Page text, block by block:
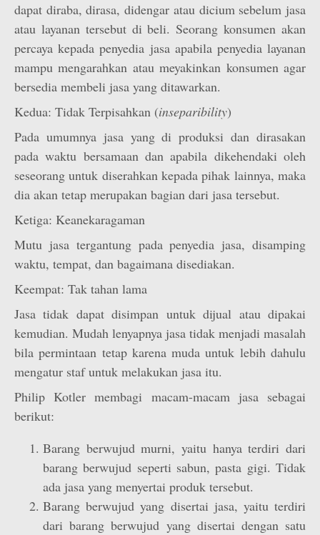
dapat diraba, dirasa, didengar atau dicium sebelum jasa
atau layanan tersebut di beli. Seorang konsumen akan
percaya kepada penyedia jasa apabila penyedia layanan
mampu mengarahkan atau meyakinkan konsumen agar
bersedia membeli jasa yang ditawarkan.
Kedua: Tidak Terpisahkan (inseparibility)
Pada umumnya jasa yang di produksi dan dirasakan
pada waktu bersamaan dan apabila dikehendaki oleh
seseorang untuk diserahkan kepada pihak lainnya, maka
dia akan tetap merupakan bagian dari jasa tersebut.
Ketiga: Keanekaragaman
Mutu jasa tergantung pada penyedia jasa, disamping
waktu, tempat, dan bagaimana disediakan.
Keempat: Tak tahan lama
Jasa tidak dapat disimpan untuk dijual atau dipakai
kemudian. Mudah lenyapnya jasa tidak menjadi masalah
bila permintaan tetap karena muda untuk lebih dahulu
mengatur staf untuk melakukan jasa itu.
Philip Kotler membagi macam-macam jasa sebagai
berikut:
Barang berwujud murni, yaitu hanya terdiri dari
barang berwujud seperti sabun, pasta gigi. Tidak
ada jasa yang menyertai produk tersebut.
Barang berwujud yang disertai jasa, yaitu terdiri
dari barang berwujud yang disertai dengan satu